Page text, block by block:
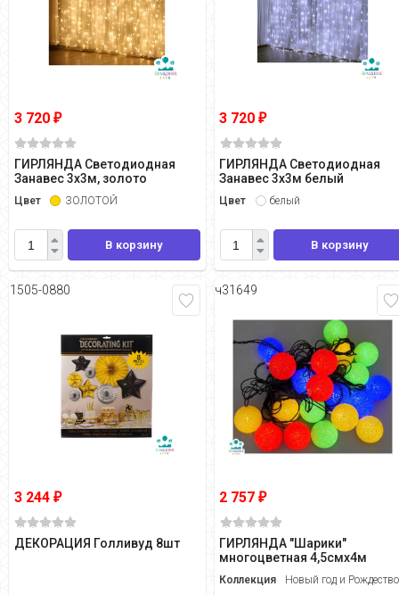
3 720 ₽
ГИРЛЯНДА Светодиодная
Занавес 3х3м, золото
Цвет ЗОЛОТОЙ
В корзину
3 720₽
ГИРЛЯНДА Светодиодная
Занавес 3х3м белый
Цвет белый
В корзину
1505-0880
3 244 ₽
ДЕКОРАЦИЯ Голливуд 8шт
ч31649
2 757₽
ГИРЛЯНДА "Шарики"
многоцветная 4,5смх4м
Коллекция Новый год и Рождество